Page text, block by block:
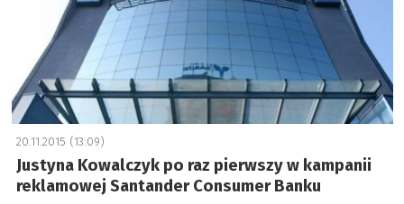
20.11.2015 (13:09)
Justyna Kowalczyk po raz pierwszy w kampanii
reklamowej Santander Consumer Banku